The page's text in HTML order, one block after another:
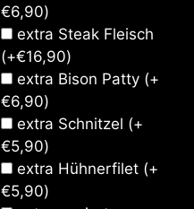
€6,90)
extra Steak Fleisch
(+€16,90)
extra Bison Patty (+
€6,90)
extra Schnitzel (+
€5,90)
extra Hühnerfilet (+
€5,90)